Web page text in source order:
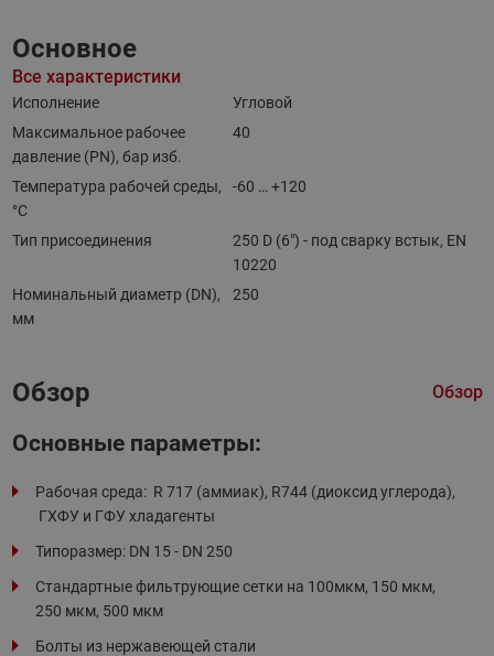
Основное
Все характеристики
Исполнение
Угловой
Максимальное рабочее
давление (PN), бар изб.
40
Температура рабочей среды,
°С
-60 … +120
Тип присоединения
250 D (6") - под сварку встык, EN
10220
Номинальный диаметр (DN),
мм
250
Обзор Обзор
Основные параметры:
Рабочая среда: R 717 (аммиак), R744 (диоксид углерода),
ГХФУ и ГФУ хладагенты
Типоразмер: DN 15 - DN 250
Стандартные фильтрующие сетки на 100мкм, 150 мкм,
250 мкм, 500 мкм
Болты из нержавеющей стали